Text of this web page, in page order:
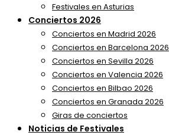
Festivales en Asturias
Conciertos 2026
Conciertos en Madrid 2026
Conciertos en Barcelona 2026
Conciertos en Sevilla 2026
Conciertos en Valencia 2026
Conciertos en Bilbao 2026
Conciertos en Granada 2026
Giras de conciertos
Noticias de Festivales